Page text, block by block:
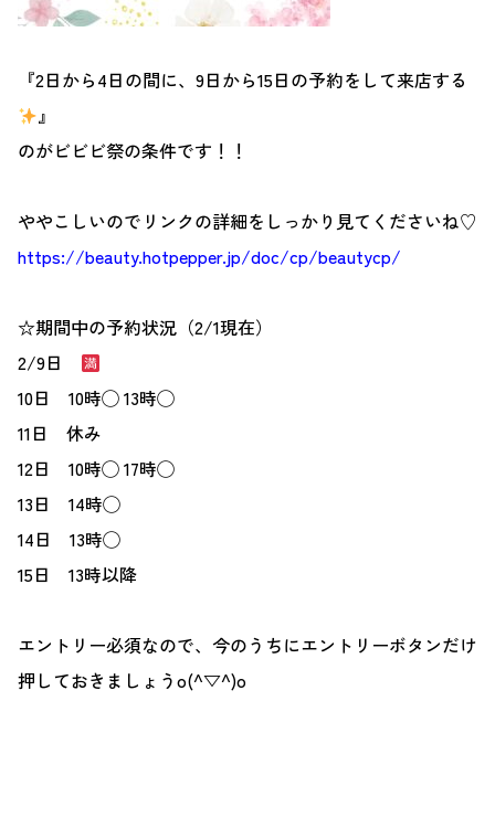
『2日から4日の間に、9日から15日の予約をして来店する
』
のがビビビ祭の条件です！！
ややこしいのでリンクの詳細をしっかり見てくださいね♡
https://beauty.hotpepper.jp/doc/cp/beautycp/
☆期間中の予約状況（2/1現在）
2/9日
10日 10時◯ 13時◯
11日 休み
12日 10時◯ 17時◯
13日 14時◯
14日 13時◯
15日 13時以降
エントリー必須なので、今のうちにエントリーボタンだけ
押しておきましょうo(^▽^)o